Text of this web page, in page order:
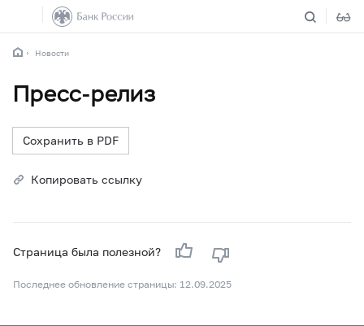
Новости
Пресс-релиз
Сохранить в PDF
Копировать ссылку
Страница была полезной?
Последнее обновление страницы: 12.09.2025